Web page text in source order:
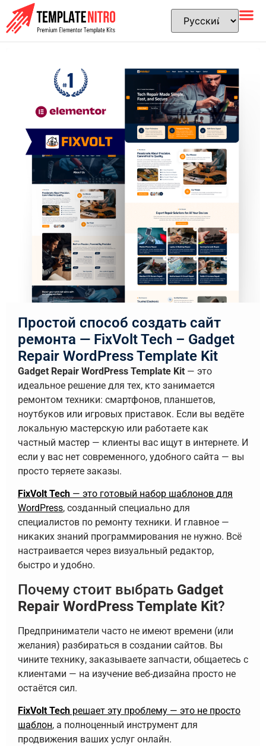
Простой способ создать сайт
ремонта — FixVolt Tech – Gadget
Repair WordPress Template Kit
Gadget Repair WordPress Template Kit — это
идеальное решение для тех, кто занимается
ремонтом техники: смартфонов, планшетов,
ноутбуков или игровых приставок. Если вы ведёте
локальную мастерскую или работаете как
частный мастер — клиенты вас ищут в интернете. И
если у вас нет современного, удобного сайта — вы
просто теряете заказы.
FixVolt Tech — это готовый набор шаблонов для
WordPress, созданный специально для
специалистов по ремонту техники. И главное —
никаких знаний программирования не нужно. Всё
настраивается через визуальный редактор,
быстро и удобно.
Почему стоит выбрать Gadget
Repair WordPress Template Kit?
Предприниматели часто не имеют времени (или
желания) разбираться в создании сайтов. Вы
чините технику, заказываете запчасти, общаетесь с
клиентами — на изучение веб-дизайна просто не
остаётся сил.
FixVolt Tech решает эту проблему — это не просто
шаблон, а полноценный инструмент для
продвижения ваших услуг онлайн.